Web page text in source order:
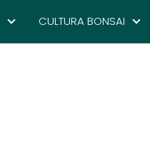
CULTURA BONSAI